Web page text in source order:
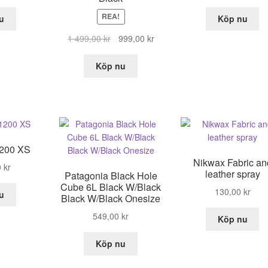
REA!
1 499,00kr
Det
priset
999,00 krDet
Köp nu
Köp nu
XS
kr
Patagonia Black Hole
Cube 6L Black W/Black
Black W/Black Onesize
549,00kr
Köp nu
Nikwax Fabric
leather spray
130,00 kr
Köp nu